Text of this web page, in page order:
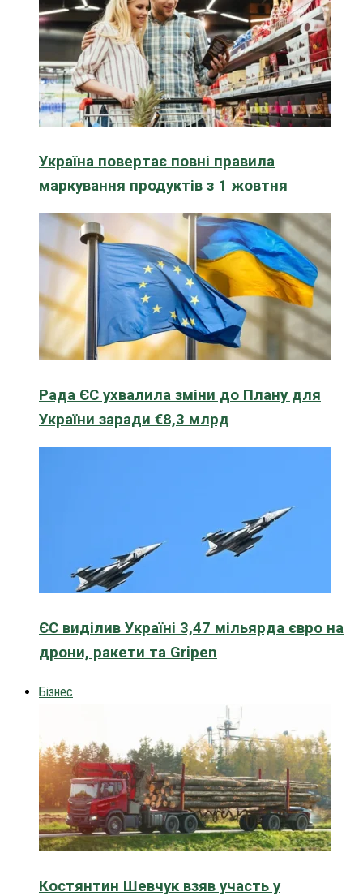
Україна повертає повні правила
маркування продуктів з 1 жовтня
Рада ЄС ухвалила зміни до Плану для
України заради €8,3 млрд
ЄС виділив Україні 3,47 мільярда євро на
дрони, ракети та Gripen
Бізнес
Костянтин Шевчук взяв участь у